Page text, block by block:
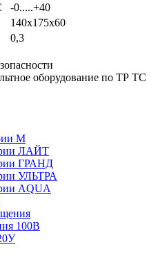
-0.....+40
140х175х60
0,3
оборудование по ТР ТС
М
ЛАЙТ
ГРАНД
УЛЬТРА
AQUA
100В